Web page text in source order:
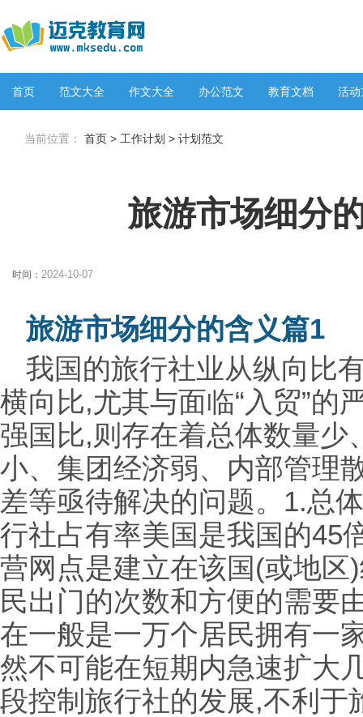
首页 范文大全 作文大全 办公范文 教育文档 活动
当前位置： 首页 > 工作计划 > 计划范文
旅游市场细分
时间： 2024-10-07
旅游市场细分的含义篇1
我国的旅行社业从纵向比
横向比,尤其与面临“入贸”的
强国比,则存在着总体数量少
小、集团经济弱、内部管理
差等亟待解决的问题。1.总
行社占有率美国是我国的45
营网点是建立在该国(或地
民出门的次数和方便的需要
在一般是一万个居民拥有一
然不可能在短期内急速扩大
段控制旅行社的发展,不利于